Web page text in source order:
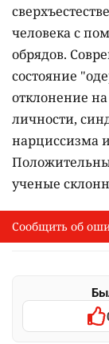
человека с
обрядов.
состояние
отклонение
личности,
нарциссизма
ученые
I
Сообщить об
Выделите
Сообщить об